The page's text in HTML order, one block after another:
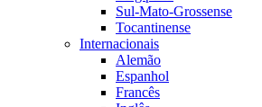
Sul-Mato-Grossense
Tocantinense
Internacionais
Alemão
Espanhol
Francês